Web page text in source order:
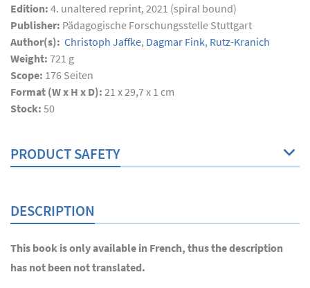
Edition: 4. unaltered reprint, 2021 (spiral bound)
Publisher: Pädagogische Forschungsstelle Stuttgart
Author(s): Christoph Jaffke, Dagmar Fink, Rutz-Kranich
Weight: 721 g
Scope: 176 Seiten
Format (W x H x D): 21 x 29,7 x 1 cm
Stock: 50
PRODUCT SAFETY
DESCRIPTION
This book is only available in French, thus the description
has not been not translated.